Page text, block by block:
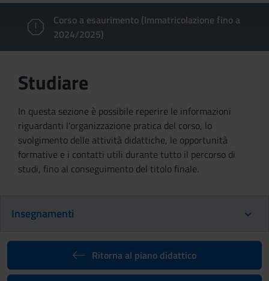
Corso a esaurimento (Immatricolazione fino a
2024/2025)
Studiare
In questa sezione è possibile reperire le informazioni
riguardanti l'organizzazione pratica del corso, lo
svolgimento delle attività didattiche, le opportunità
formative e i contatti utili durante tutto il percorso di
studi, fino al conseguimento del titolo finale.
Insegnamenti
Ritorna al piano didattico